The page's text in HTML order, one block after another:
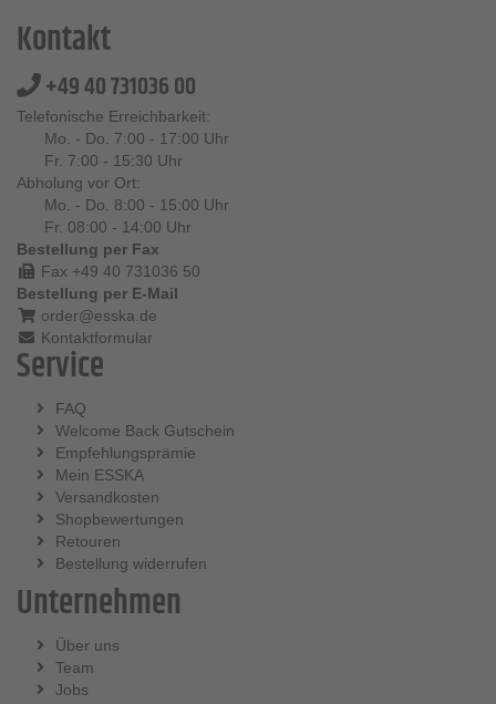
Kontakt
+49 40 731036 00
Telefonische Erreichbarkeit:
Mo. - Do. 7:00 - 17:00 Uhr
Fr. 7:00 - 15:30 Uhr
Abholung vor Ort:
Mo. - Do. 8:00 - 15:00 Uhr
Fr. 08:00 - 14:00 Uhr
Bestellung per Fax
Fax +49 40 731036 50
Bestellung per E-Mail
order@esska.de
Kontaktformular
Service
FAQ
Welcome Back Gutschein
Empfehlungsprämie
Mein ESSKA
Versandkosten
Shopbewertungen
Retouren
Bestellung widerrufen
Unternehmen
Über uns
Team
Jobs